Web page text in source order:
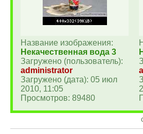
Название изображения:
Некачественная вода 3
Загружено (пользователь):
administrator
Загружено (дата): 05 июл
2010, 11:05
Просмотров: 89480